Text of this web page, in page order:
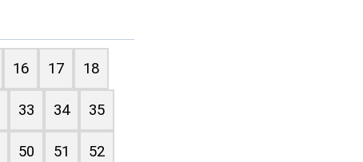
16 17 18
33 34 35
50 51 52